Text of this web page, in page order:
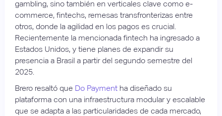
gambling, sino también en verticales clave como e-
commerce, fintechs, remesas transfronterizas entre
otros, donde la agilidad en los pagos es crucial.
Recientemente la mencionada fintech ha ingresado a
Estados Unidos, y tiene planes de expandir su
presencia a Brasil a partir del segundo semestre del
2025.
Brero resaltó que Do Payment ha diseñado su
plataforma con una infraestructura modular y escalable
que se adapta a las particularidades de cada mercado,